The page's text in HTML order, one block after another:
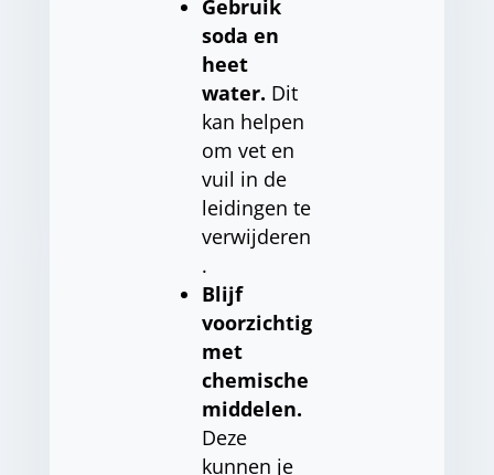
Gebruik
soda en
heet
water. Dit
kan helpen
om vet en
vuil in de
leidingen te
verwijderen
.
Blijf
voorzichtig
met
chemische
middelen.
Deze
kunnen je